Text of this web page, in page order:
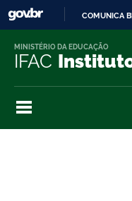
COMUNICA
IFAC
MINISTÉRIO DA EDUCAÇÃO